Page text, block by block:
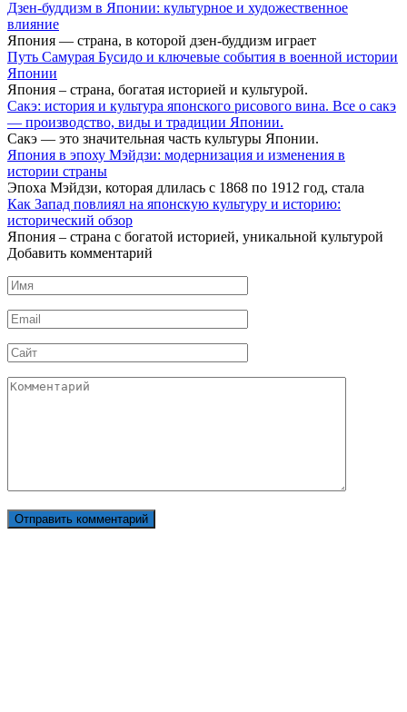
Дзен-буддизм в Японии: культурное и художественное
влияние
Япония — страна, в которой дзен-буддизм играет
Путь Самурая Бусидо и ключевые события в военной истории
Японии
Япония – страна, богатая историей и культурой.
Сакэ: история и культура японского рисового вина. Все о сакэ
— производство, виды и традиции Японии.
Сакэ — это значительная часть культуры Японии.
Япония в эпоху Мэйдзи: модернизация и изменения в
истории страны
Эпоха Мэйдзи, которая длилась с 1868 по 1912 год, стала
Как Запад повлиял на японскую культуру и историю:
исторический обзор
Япония – страна с богатой историей, уникальной культурой
Добавить комментарий
Имя
*
Email
*
Сайт
Комментарий